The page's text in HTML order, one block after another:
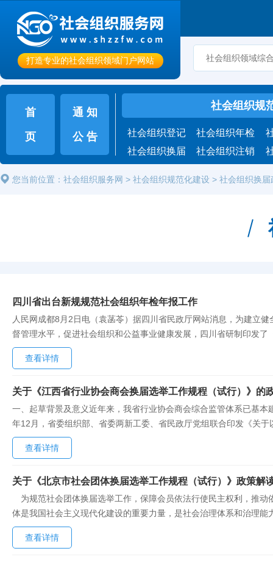
打造专业的社会组织领域门户网站
首
页
通 知
公 告
社会组织规
社会组织登记 社会组织年检
社会组织换届
社会组织注销
您当前位置： 社会组织服务网 > 社会组织规范化建设 > 社会组织换届
四川省出台新规规范社会组织年检年报工作
人民网成都8月2日电（袁菡苓）据四川省民政厅网站消息，为建立
督管理水平，促进社会组织和公益事业健康发展，四川省研制印发
效期两年。《中华人民共和国慈善法》《社会团体登记管理条例》
单位、慈善组织（基金会）遵守法律、法规、规章和章程开展活动
查看详情
关于《江西省行业协会商会换届选举工作规程（试行）》的
一、起草背景及意义近年来，我省行业协会商会综合监管体系已基
年12月，省委组织部、省委两新工委、省民政厅党组联合印发《关
重要作用，落实社会组织按期换届法定要求，确保换届选举工作规
展，省委两新工委、省民政厅共同起草了《江西省行业协会商会换
查看详情
关于《北京市社会团体换届选举工作规程（试行）》政策解
为规范社会团体换届选举工作，保障会员依法行使民主权利，
体是我国社会主义现代化建设的重要力量，是社会治理体系和治理
会团体的改革、发展和稳定。所以，做好社会团体的换届工作，意
团体已达4545个。按照每届任期4-5年的标准，每年约有1000余个
查看详情